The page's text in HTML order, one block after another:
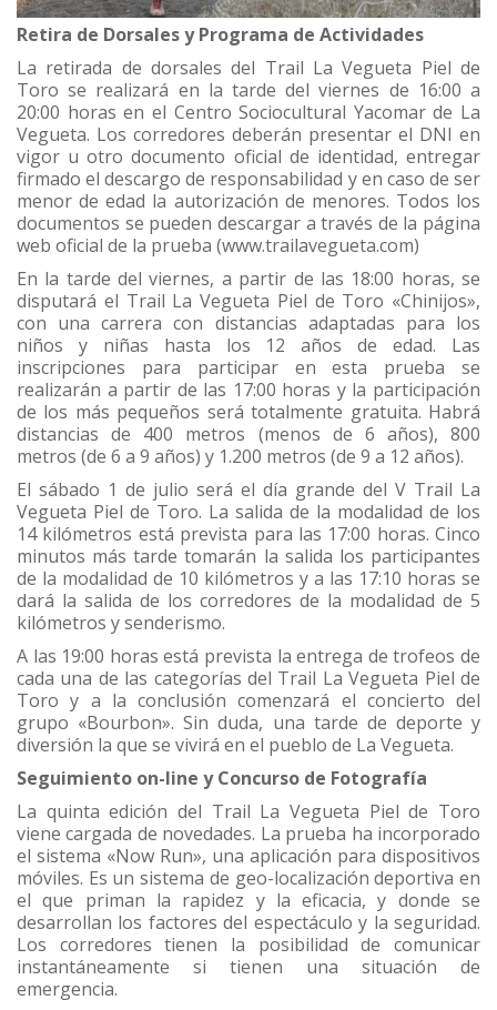
Retira de Dorsales y Programa de Actividades
La retirada de dorsales del Trail La Vegueta Piel de
Toro se realizará en la tarde del viernes de 16:00 a
20:00 horas en el Centro Sociocultural Yacomar de La
Vegueta. Los corredores deberán presentar el DNI en
vigor u otro documento oficial de identidad, entregar
firmado el descargo de responsabilidad y en caso de ser
menor de edad la autorización de menores. Todos los
documentos se pueden descargar a través de la página
web oficial de la prueba (www.trailavegueta.com)
En la tarde del viernes, a partir de las 18:00 horas, se
disputará el Trail La Vegueta Piel de Toro «Chinijos»,
con una carrera con distancias adaptadas para los
niños y niñas hasta los 12 años de edad. Las
inscripciones para participar en esta prueba se
realizarán a partir de las 17:00 horas y la participación
de los más pequeños será totalmente gratuita. Habrá
distancias de 400 metros (menos de 6 años), 800
metros (de 6 a 9 años) y 1.200 metros (de 9 a 12 años).
El sábado 1 de julio será el día grande del V Trail La
Vegueta Piel de Toro. La salida de la modalidad de los
14 kilómetros está prevista para las 17:00 horas. Cinco
minutos más tarde tomarán la salida los participantes
de la modalidad de 10 kilómetros y a las 17:10 horas se
dará la salida de los corredores de la modalidad de 5
kilómetros y senderismo.
A las 19:00 horas está prevista la entrega de trofeos de
cada una de las categorías del Trail La Vegueta Piel de
Toro y a la conclusión comenzará el concierto del
grupo «Bourbon». Sin duda, una tarde de deporte y
diversión la que se vivirá en el pueblo de La Vegueta.
Seguimiento on-line y Concurso de Fotografía
La quinta edición del Trail La Vegueta Piel de Toro
viene cargada de novedades. La prueba ha incorporado
el sistema «Now Run», una aplicación para dispositivos
móviles. Es un sistema de geo-localización deportiva en
el que priman la rapidez y la eficacia, y donde se
desarrollan los factores del espectáculo y la seguridad.
Los corredores tienen la posibilidad de comunicar
instantáneamente si tienen una situación de
emergencia.